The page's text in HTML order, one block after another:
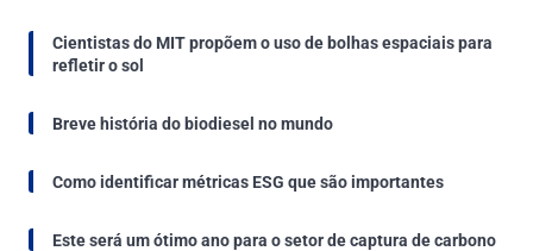
Cientistas do MIT propõem o uso de bolhas espaciais para
refletir o sol
Breve história do biodiesel no mundo
Como identificar métricas ESG que são importantes
Este será um ótimo ano para o setor de captura de carbono